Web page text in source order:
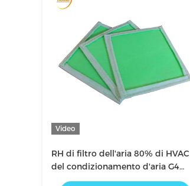
Video
RH di filtro dell'aria 80% di HVAC
del condizionamento d'aria G4
della fibra sintetica